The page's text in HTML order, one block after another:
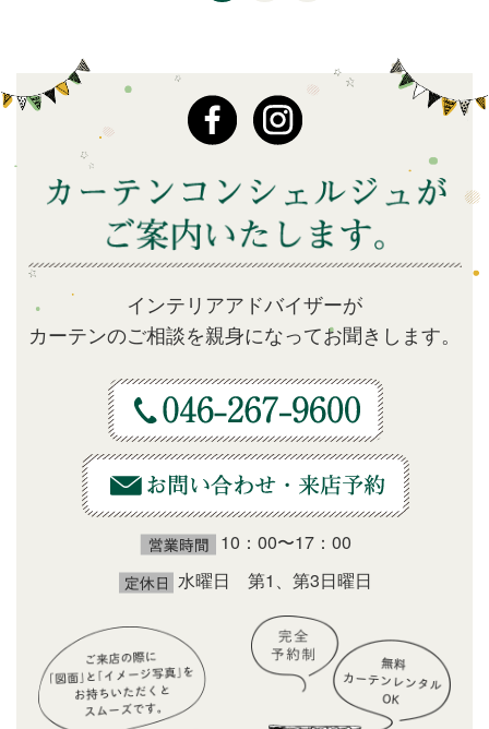
インテリアアドバイザーが
カーテンのご相談を親身になってお聞きします。
10：00〜17：00
水曜日 第1、第3日曜日